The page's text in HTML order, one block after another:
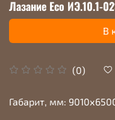
Лазание Eco ИЭ.10.1-
(0)
В
Габарит, мм: